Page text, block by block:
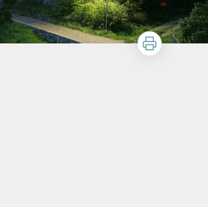
Stampa